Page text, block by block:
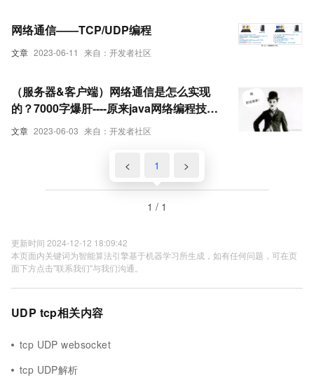
文章 2023-06-11 来自：开发者社区
网络通信——TCP/UDP编程
文章 2023-06-03 来自：开发者社区
（服务器&客户端）网络通信是怎么实现
的？7000字爆肝----原来java网络编程技术
功不可没（多线程，
< 1 >
1 / 1
更新时间 2024-12-12 18:09:42
本页面内关键词为智能算法引擎基于机器学习所生成，如有任何问题，可在页
面下方点击"联系我们"与我们沟通。
UDP tcp相关内容
tcp UDP websocket
tcp UDP解析